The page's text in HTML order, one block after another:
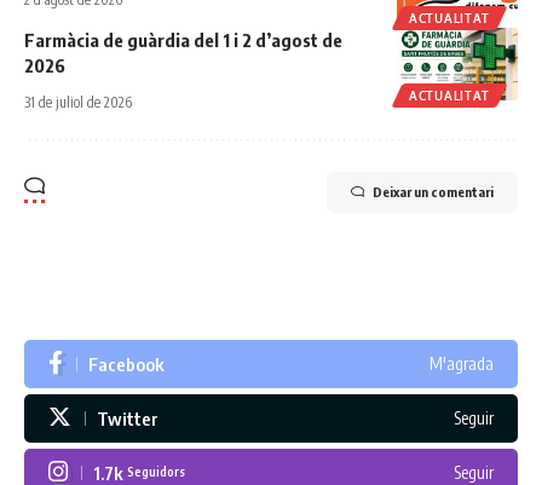
ACTUALITAT
ACTUALITAT
Farmàcia de guàrdia del 1 i 2 d’agost de
2026
31 de juliol de 2026
Deixar un comentari
Facebook M'agrada
Twitter Seguir
1.7k Seguidors Seguir